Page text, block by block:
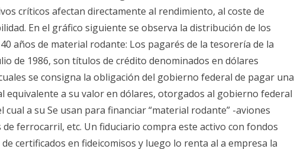
críticos afectan directamente al rendimiento, al coste de
En el gráfico siguiente se observa la distribución de los
años de material rodante: Los pagarés de la tesorería de la
de 1986, son títulos de crédito denominados en dólares
se consigna la obligación del gobierno federal de pagar una
equivalente a su valor en dólares, otorgados al gobierno federal
cual a su Se usan para financiar “material rodante” -aviones
ferrocarril, etc. Un fiduciario compra este activo con fondos
certificados en fideicomisos y luego lo renta al a empresa la